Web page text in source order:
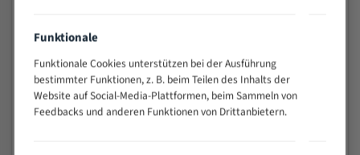
200 -
> 500
0,75/1,25
Vorteile:
Funktionale
Funktionale Cookies unterstützen bei der Ausführung
bestimmter Funktionen, z. B. beim Teilen des Inhalts der
Website auf Social-Media-Plattformen, beim Sammeln von
Feedbacks und anderen Funktionen von Drittanbietern.